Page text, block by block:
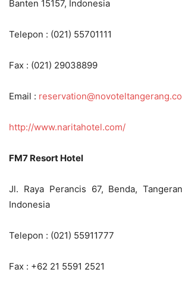
Banten 15157, Indonesia
Telepon : (021) 55701111
Fax : (021) 29038899
Email :
http://www.naritahotel.com/
FM7 Resort Hotel
Jl. Raya Perancis 67, Benda,
Indonesia
Telepon : (021) 55911777
Fax : +62 21 5591 2521